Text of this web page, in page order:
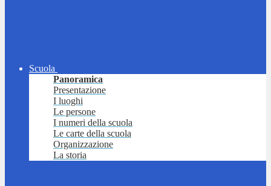
Scuola
Panoramica
Presentazione
I luoghi
Le persone
I numeri della scuola
Le carte della scuola
Organizzazione
La storia